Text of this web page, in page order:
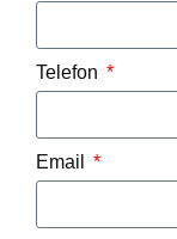
Telefon
Email